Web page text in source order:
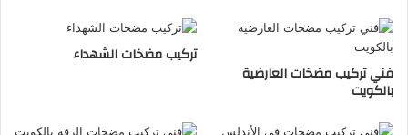
فني تركيب مضخات العارضية
بالكويت
تركيب مضخات الشهداء